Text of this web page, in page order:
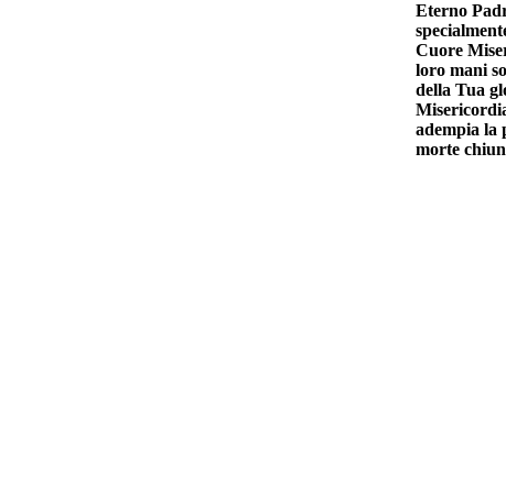
Eterno
Cuore
loro mani
della Tua
adempia la
morte